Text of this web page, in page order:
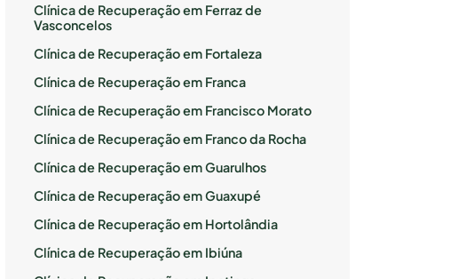
Clínica de Recuperação em Ferraz de
Vasconcelos
Clínica de Recuperação em Fortaleza
Clínica de Recuperação em Franca
Clínica de Recuperação em Francisco Morato
Clínica de Recuperação em Franco da Rocha
Clínica de Recuperação em Guarulhos
Clínica de Recuperação em Guaxupé
Clínica de Recuperação em Hortolândia
Clínica de Recuperação em Ibiúna